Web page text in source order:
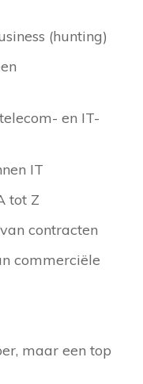
(hunting)
en IT-
IT
tot Z
contracten
commerciële
maar een top